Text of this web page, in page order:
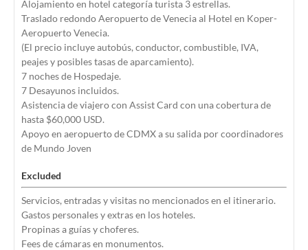
Alojamiento en hotel categoría turista 3 estrellas.
Traslado redondo Aeropuerto de Venecia al Hotel en Koper-
Aeropuerto Venecia.
(El precio incluye autobús, conductor, combustible, IVA,
peajes y posibles tasas de aparcamiento).
7 noches de Hospedaje.
7 Desayunos incluidos.
Asistencia de viajero con Assist Card con una cobertura de
hasta $60,000 USD.
Apoyo en aeropuerto de CDMX a su salida por coordinadores
de Mundo Joven
Excluded
Servicios, entradas y visitas no mencionados en el itinerario.
Gastos personales y extras en los hoteles.
Propinas a guías y choferes.
Fees de cámaras en monumentos.